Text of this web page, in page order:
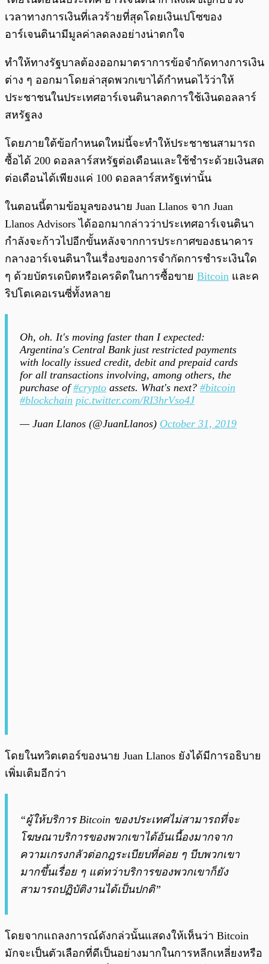
เวลาทางการเงินที่เลวร้ายที่สุดโดยเงินเปโซของ
อาร์เจนตินามีมูลค่าลดลงอย่างน่าตกใจ
ทำให้ทางรัฐบาลต้องออกมาตราการข้อจำกัดทางการเงิน
ต่าง ๆ ออกมาโดยล่าสุดพวกเขาได้กำหนดไว้ว่าให้
ประชาชนในประเทศอาร์เจนตินาลดการใช้เงินดอลลาร์
สหรัฐลง
โดยภายใต้ข้อกำหนดใหม่นี้จะทำให้ประชาชนสามารถ
ซื้อได้ 200 ดอลลาร์สหรัฐต่อเดือนและใช้ชำระด้วยเงินสด
ต่อเดือนได้เพียงแค่ 100 ดอลลาร์สหรัฐเท่านั้น
ในตอนนี้ตามข้อมูลของนาย Juan Llanos จาก Juan
Llanos Advisors ได้ออกมากล่าวว่าประเทศอาร์เจนตินา
กำลังจะก้าวไปอีกขั้นหลังจากการประกาศของธนาคาร
กลางอาร์เจนตินาในเรื่องของการจำกัดการชำระเงินใด
ๆ ด้วยบัตรเดบิตหรือเครดิตในการซื้อขาย Bitcoin และค
ริปโตเคอเรนซี่ทั้งหลาย
Oh, oh. It's moving faster than I expected:
Argentina's Central Bank just restricted payments
with locally issued credit, debit and prepaid cards
for all transactions involving, among others, the
purchase of#crypto assets. What's next? #bitcoin
#blockchain pic.twitter.com/RI3hrVso4J
— Juan Llanos (@JuanLlanos) October 31, 2019
โดยในทวิตเตอร์ของนาย Juan Llanos ยังได้มีการอธิบาย
เพิ่มเติมอีกว่า
“ผู้ให้บริการ Bitcoin ของประเทศไม่สามารถที่จะ
โฆษณาบริการของพวกเขาได้อันเนื้องมากจาก
ความเกรงกลัวต่อกฎระเบียบที่ค่อย ๆ บีบพวกเขา
มากขึ้นเรื่อย ๆ แต่ทว่าบริการของพวกเขาก็ยัง
สามารถปฏิบัติงานได้เป็นปกติ”
โดยจากแถลงการณ์ดังกล่วนั้นแสดงให้เห็นว่า Bitcoin
มักจะเป็นตัวเลือกที่ดีเป็นอย่างมากในการหลีกเหลี่ยงหรือ